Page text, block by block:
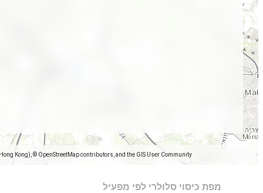
Kong), © OpenStreetMap contributors, and the GIS User Community
מפת כיסוי סלולרי לפי מפעיל